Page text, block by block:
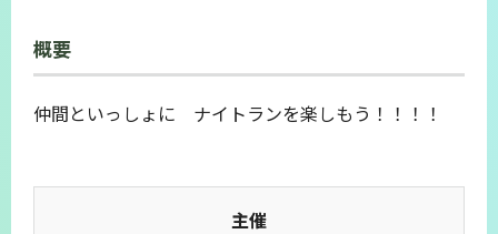
概要
仲間といっしょに ナイトランを楽しもう！！！！
主催